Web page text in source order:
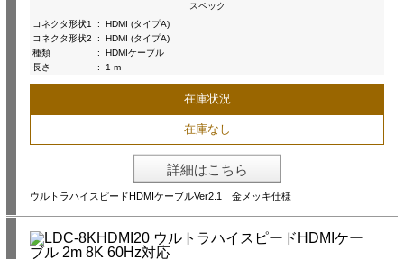
スペック
コネクタ形状1
:
HDMI (タイプA)
コネクタ形状2
:
HDMI (タイプA)
種類
:
HDMIケーブル
長さ
: 1 m
在庫状況
在庫なし
詳細はこちら
ウルトラハイスピードHDMIケーブルVer2.1 金メッキ仕様